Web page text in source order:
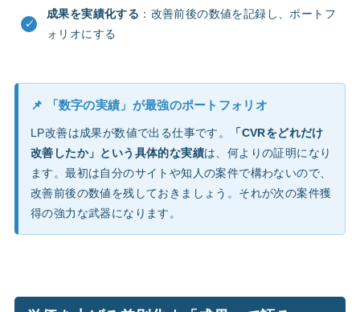
成果を実績化する ：改善前後の数値を記録し、ポートフ
ォリオにする
📌 「数字の実績」が最強のポートフォリオ
LP改善は成果が数値で出る仕事です。
「CVRをどれだけ
改善したか」という具体的な実績は、何よりの証明になり
ます。最初は自分のサイトや知人の案件で構わないので、
改善前後の数値を残しておきましょう。それが次の案件獲
得の強力な武器になります。